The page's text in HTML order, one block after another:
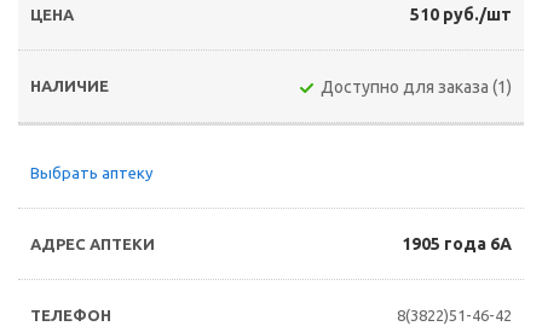
510 руб./шт
Доступно для заказа (1)
Выбрать аптеку
1905 года 6А
8(3822)51-46-42